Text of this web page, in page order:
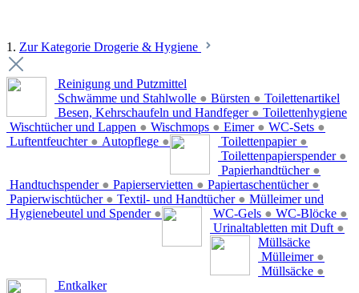
1. Zur Kategorie Drogerie & Hygiene
Reinigung und Putzmittel
Schwämme und Stahlwolle ● Bürsten ●
Besen, Kehrschaufeln und Handfeger ●
Wischtücher und Lappen ● Wischmops ● Eimer ● WC-Sets ●
Luftentfeuchter ● Autopflege ●
Toilettenartikel
Toilettenpapier ●
Toilettenpapierspender ●
Papierhandtücher ●
Handtuchspender ● Papierservietten ● Papiertaschentücher ●
Papierwischtücher ● Textil- und Handtücher ●
Hygienebeutel und Spender ●
Toilettenhygiene
WC-Gels ● WC-Blöcke ●
Urinaltabletten mit Duft ●
Mülleimer und
Müllsäcke
Mülleimer ●
Müllsäcke ●
Entkalker